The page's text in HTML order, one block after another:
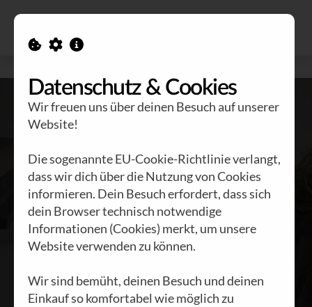
Editorial
Brennstoff Nr.
61
BRENNSTOFF NR. 61 |
Datenschutz & Cookies
Wir freuen uns über deinen Besuch auf unserer
Website!
Die sogenannte EU-Cookie-Richtlinie verlangt,
dass wir dich über die Nutzung von Cookies
informieren. Dein Besuch erfordert, dass sich
dein Browser technisch notwendige
Informationen (Cookies) merkt, um unsere
Website verwenden zu können.
Wir sind bemüht, deinen Besuch und deinen
Einkauf so komfortabel wie möglich zu